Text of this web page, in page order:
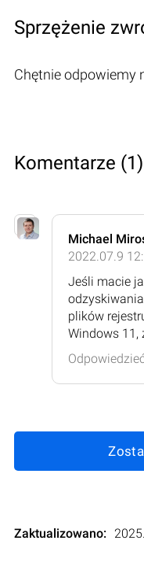
Sprzężenie
Chętnie odpowiemy
Komentarze (1)
Michael
2022.07.9
Jeśli macie
plików
Windows 11,
Zaktualizowano: